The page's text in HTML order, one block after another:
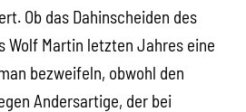
Ob das Dahinscheiden des
Wolf Martin letzten Jahres eine
bezweifeln, obwohl den
Andersartige, der bei